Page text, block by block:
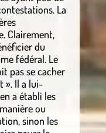
La
Clairement,
du
fédéral. Le
pas se cacher
». Il a lui-
a établi les
ou
sinon les